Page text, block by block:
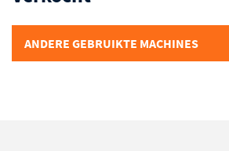
ANDERE GEBRUIKTE MACHINES